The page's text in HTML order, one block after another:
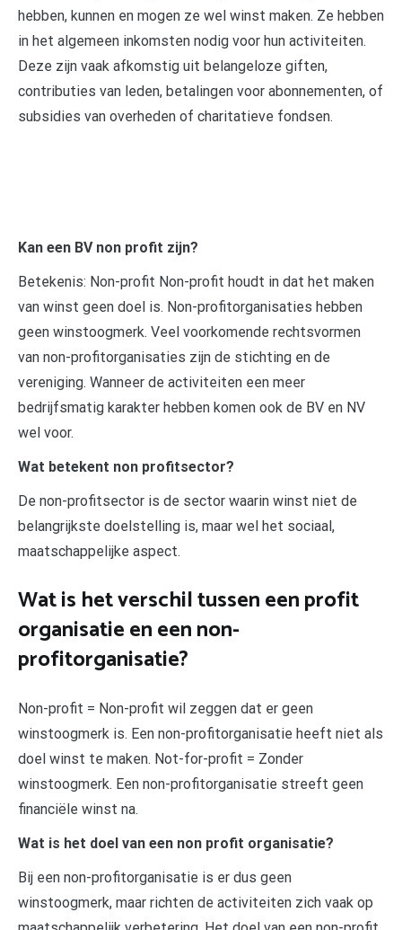
hebben, kunnen en mogen ze wel winst maken. Ze hebben
in het algemeen inkomsten nodig voor hun activiteiten.
Deze zijn vaak afkomstig uit belangeloze giften,
contributies van leden, betalingen voor abonnementen, of
subsidies van overheden of charitatieve fondsen.
Kan een BV non profit zijn?
Betekenis: Non-profit Non-profit houdt in dat het maken
van winst geen doel is. Non-profitorganisaties hebben
geen winstoogmerk. Veel voorkomende rechtsvormen
van non-profitorganisaties zijn de stichting en de
vereniging. Wanneer de activiteiten een meer
bedrijfsmatig karakter hebben komen ook de BV en NV
wel voor.
Wat betekent non profitsector?
De non-profitsector is de sector waarin winst niet de
belangrijkste doelstelling is, maar wel het sociaal,
maatschappelijke aspect.
Wat is het verschil tussen een profit
organisatie en een non-
profitorganisatie?
Non-profit = Non-profit wil zeggen dat er geen
winstoogmerk is. Een non-profitorganisatie heeft niet als
doel winst te maken. Not-for-profit = Zonder
winstoogmerk. Een non-profitorganisatie streeft geen
financiële winst na.
Wat is het doel van een non profit organisatie?
Bij een non-profitorganisatie is er dus geen
winstoogmerk, maar richten de activiteiten zich vaak op